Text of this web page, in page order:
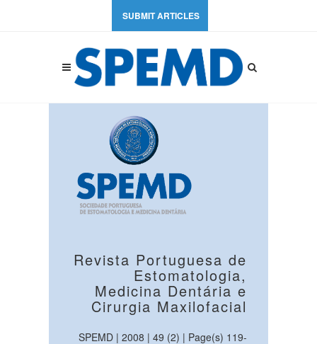
SUBMIT ARTICLES
Revista Portuguesa de
Estomatologia,
Medicina Dentária e
Cirurgia Maxilofacial
SPEMD | 2008 | 49 (2) | Page(s) 119-